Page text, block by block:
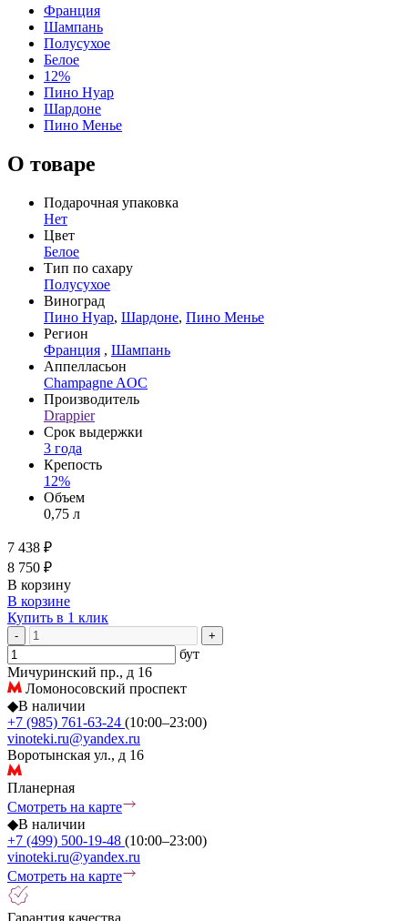
Франция
Шампань
Полусухое
Белое
12%
Пино Нуар
Шардоне
Пино Менье
О товаре
Подарочная упаковка
Нет
Цвет
Белое
Тип по сахару
Полусухое
Виноград
Пино Нуар, Шардоне, Пино Менье
Регион
Франция , Шампань
Аппелласьон
Champagne AOC
Производитель
Drappier
Срок выдержки
3 года
Крепость
12%
Объем
0,75 л
7 438 ₽
8 750 ₽
В корзину
В корзине
Купить в 1 клик
- +
бут
Мичуринский пр., д 16
Ломоносовский проспект
◆В наличии
+7 (985) 761-63-24 (10:00–23:00)
vinoteki.ru@yandex.ru
Воротынская ул., д 16
Планерная
Смотреть на карте
◆В наличии
+7 (499) 500-19-48 (10:00–23:00)
vinoteki.ru@yandex.ru
Смотреть на карте
Гарантия качества